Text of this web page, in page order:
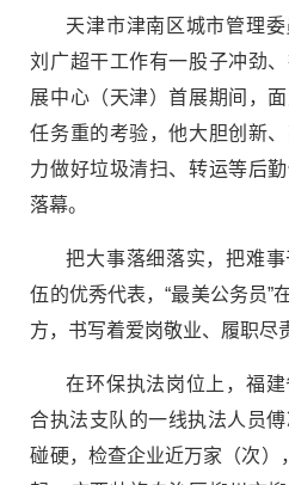
天津市津南区城市管理
刘广超干工作有一股子冲劲
展中心（天津）首展期间，
任务重的考验，他大胆创新
力做好垃圾清扫、转运等后
落幕。
把大事落细落实，把难
伍的优秀代表，“最美公务员”
方，书写着爱岗敬业、履职尽
在环保执法岗位上，福
合执法支队的一线执法人员
碰硬，检查企业近万家（次）